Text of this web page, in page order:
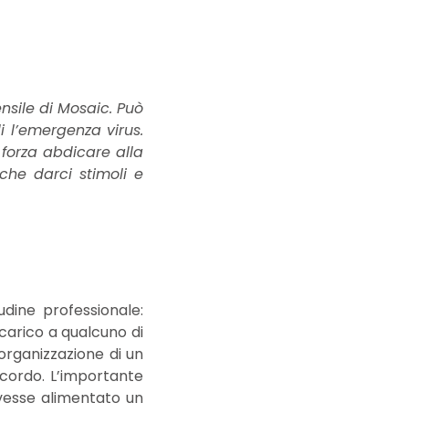
di Mosaic. Può
virus.
abdicare alla
darci stimoli e
professionale:
a qualcuno di
di un
L’importante
alimentato un